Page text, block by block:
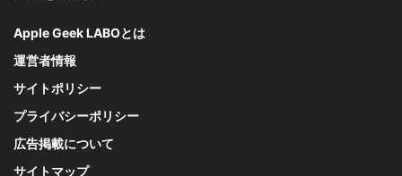
Apple Geek LABOとは
運営者情報
サイトポリシー
プライバシーポリシー
広告掲載について
サイトマップ